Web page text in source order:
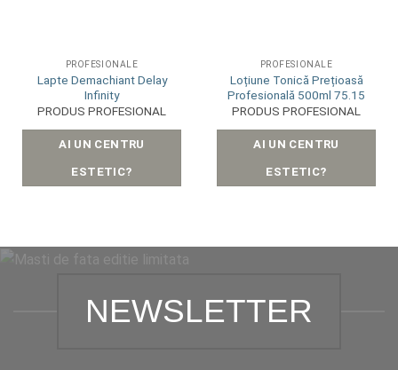
PROFESIONALE
Lapte Demachiant Delay
Infinity
PRODUS PROFESIONAL
AI UN CENTRU
ESTETIC?
PROFESIONALE
Loțiune Tonică Prețioasă
Profesională 500ml 75.15
PRODUS PROFESIONAL
AI UN CENTRU
ESTETIC?
NEWSLETTER